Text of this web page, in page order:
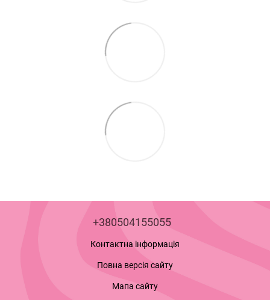
+380504155055
Контактна інформація
Повна версія сайту
Мапа сайту